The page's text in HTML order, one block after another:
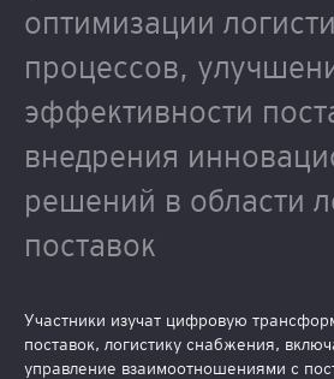
оптимизации
процессов,
эффективности
внедрения
решений в области
поставок
Участники изучат цифровую
поставок, логистику снабжения,
управление взаимоотношениями с